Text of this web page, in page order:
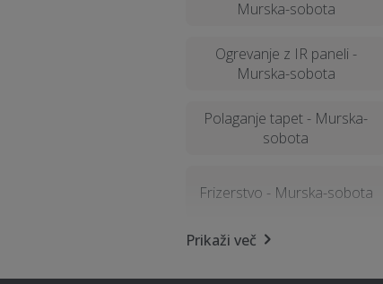
Murska-sobota
Ogrevanje z IR paneli -
Murska-sobota
Polaganje tapet - Murska-
sobota
Frizerstvo - Murska-sobota
Najem kombijev - Murska-
Prikaži več